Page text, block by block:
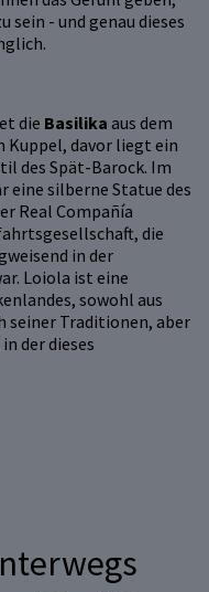
- und genau dieses
die Basilika aus dem
Kuppel, davor liegt ein
des Spät-Barock. Im
eine silberne Statue des
Real Compañía
die
in der
Loiola ist eine
sowohl aus
seiner Traditionen, aber
der dieses